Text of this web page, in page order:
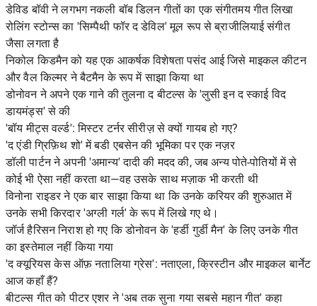
डेविड बॉवी ने लगभग नकली बॉब डिलन गीतों का एक संगीतमय गीत लिखा
रोलिंग स्टोन्स का 'सिम्पैथी फॉर द डेविल' मूल रूप से ब्राजीलियाई संगीत
जैसा लगता है
निकोल किडमैन को यह एक आकर्षक विशेषता पसंद आई जिसे माइकल कीटन
और वैल किल्मर ने बैटमैन के रूप में साझा किया था
डोनोवन ने अपने एक गाने की तुलना द बीटल्स के 'लुसी इन द स्काई विद
डायमंड्स' से की
'बॉय मीट्स वर्ल्ड': मिस्टर टर्नर सीरीज़ से क्यों गायब हो गए?
'द एंडी ग्रिफ़िथ शो' में बडी एबसेन की भूमिका पर एक नज़र
डॉली पार्टन ने अपनी 'अमान्य' दादी की मदद की, जब अन्य पोते-पोतियों में से
कोई भी ऐसा नहीं करता था—वह उसके साथ मज़ाक भी करती थी
विनोना राइडर ने एक बार साझा किया था कि उनके करियर की शुरुआत में
उनके सभी किरदार 'अग्ली गर्ल' के रूप में लिखे गए थे।
जॉर्ज हैरिसन निराश हो गए कि डोनोवन के 'हर्डी गुर्डी मैन' के लिए उनके गीत
का इस्तेमाल नहीं किया गया
'द क्यूरियस केस ऑफ़ नतालिया ग्रेस': नताएला, क्रिस्टीन और माइकल बार्नेट
आज कहाँ हैं?
बीटल्स गीत को पीटर एशर ने 'अब तक सुना गया सबसे महान गीत' कहा